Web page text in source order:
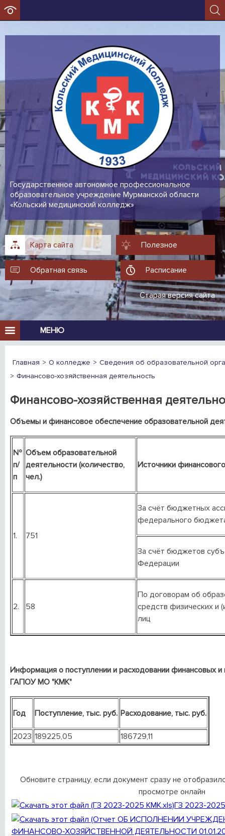
Государственное автономное профессиональное
образовательное учреждение Мурманской области
«Кольский медицинский колледж»
Карта сайта Полезное
Обратная связь Расписание
Старая версия сайта
МЕНЮ
Главная О колледже
Сведения об образовательной
Финансово-хозяйственная деятельность
Финансово-хозяйственная
Объемы и финансовое обеспечение образовательной
№
п/
п
Объем образовательной
деятельности (количество,
чел.)
Источники
1. 751
За счёт бюджетных
федерального
За счёт бюджетов
Федерации
2. 58
По договорам об
средств физических и
лиц
Информация о поступлении и расходовании финансовых
ГАПОУ МО "КМК"
Год Поступление, тыс. руб. Расходование, тыс. руб.
2023 189225,05 186729,11
Обновите страницу, если документ сразу не
просмотре онлайн
ГЗ 2023-